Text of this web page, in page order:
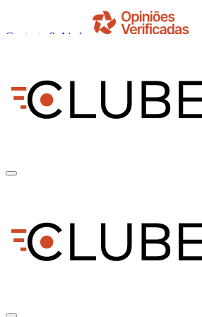
Contacto & Ajuda